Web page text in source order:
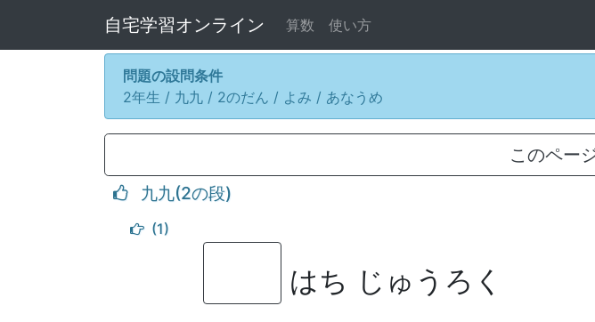
自宅学習オンライン 算数 使い方
問題の設問条件
2年生 / 九九 / 2のだん / よみ / あなうめ
このペー
九九(2の段)
(1)
はち じゅうろく